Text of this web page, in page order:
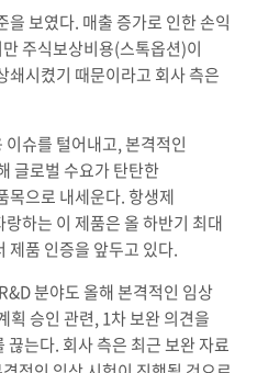
보였다. 매출 증가로 인한 손익
주식보상비용(스톡옵션)이
쇄시켰기 때문이라고 회사 측은
슈를 털어내고, 본격적인
글로벌 수요가 탄탄한
목으로 내세운다. 항생제
하는 이 제품은 올 하반기 최대
제품 인증을 앞두고 있다.
분야도 올해 본격적인 임상
획 승인 관련, 1차 보완 의견을
는다. 회사 측은 최근 보완 자료